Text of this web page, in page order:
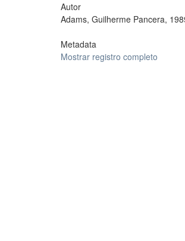
Autor
Adams, Guilherme Pancera,
Metadata
Mostrar registro completo